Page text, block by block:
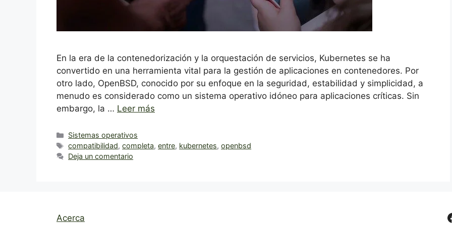
En la era de la contenedorización y la orquestación de servicios, Kubernetes se ha
convertido en una herramienta vital para la gestión de aplicaciones en contenedores. Por
otro lado, OpenBSD, conocido por su enfoque en la seguridad, estabilidad y simplicidad, a
menudo es considerado como un sistema operativo idóneo para aplicaciones críticas. Sin
embargo, la … Leer más
Categorías
Sistemas operativos
Etiquetas
compatibilidad,completa,entre, kubernetes,openbsd
Deja un comentario
Acerca